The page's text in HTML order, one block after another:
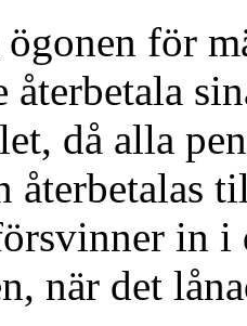
för
återbetala
då alla
återbetalas
in
när det